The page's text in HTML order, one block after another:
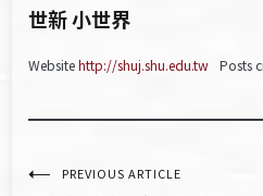
世新 小世界
Websitehttp://shuj.shu.edu.tw Posts
文
PREVIOUS ARTICLE